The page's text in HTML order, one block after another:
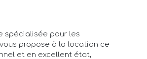
spécialisée pour les
propose à la location ce
et en excellent état,